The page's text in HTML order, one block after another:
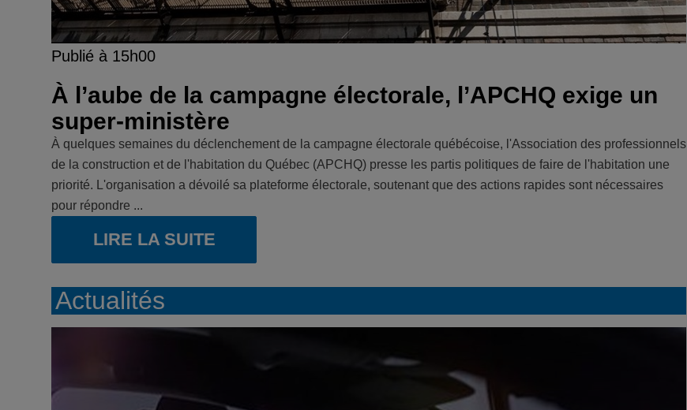
Publié à 15h00
À l’aube de la campagne électorale, l’APCHQ exige un
super-ministère
À quelques semaines du déclenchement de la campagne électorale québécoise, l'Association des professionnels
de la construction et de l'habitation du Québec (APCHQ) presse les partis politiques de faire de l'habitation une
priorité. L'organisation a dévoilé sa plateforme électorale, soutenant que des actions rapides sont nécessaires
pour répondre ...
LIRE LA SUITE
Actualités